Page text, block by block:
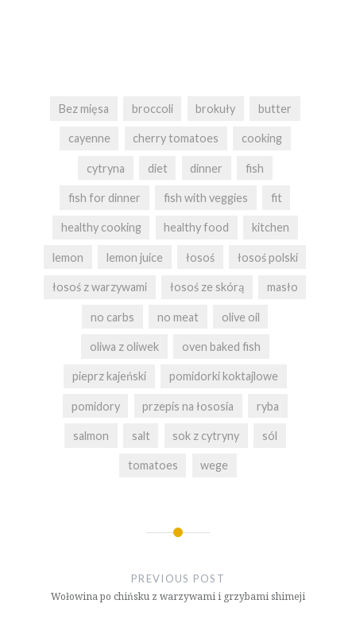
Bez mięsa broccoli brokuły butter
cayenne cherry tomatoes cooking
cytryna diet dinner fish
fish for dinner fish with veggies fit
healthy cooking healthy food kitchen
lemon lemon juice łosoś łosoś polski
łosoś z warzywami łosoś ze skórą masło
no carbs no meat olive oil
oliwa z oliwek oven baked fish
pieprz kajeński pomidorki koktajlowe
pomidory przepis na łososia ryba
salmon salt sok z cytryny sól
tomatoes wege
PREVIOUS POST
Wołowina po chińsku z warzywami i grzybami shimeji